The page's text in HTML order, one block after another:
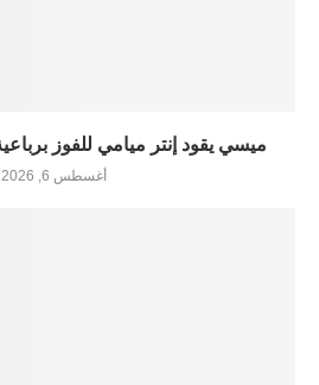
ميسي يقود إنتر ميامي للفوز
أغسطس 6, 2026